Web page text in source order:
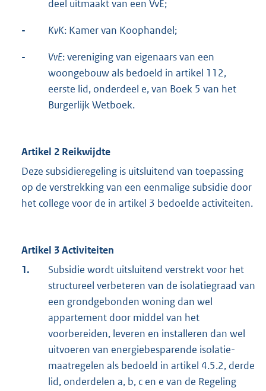
deel uitmaakt van een VvE;
- KvK: Kamer van Koophandel;
- VvE: vereniging van eigenaars van een
woongebouw als bedoeld in artikel 112,
eerste lid, onderdeel e, van Boek 5 van het
Burgerlijk Wetboek.
Artikel 2 Reikwijdte
Deze subsidieregeling is uitsluitend van toepassing
op de verstrekking van een eenmalige subsidie door
het college voor de in artikel 3 bedoelde activiteiten.
Artikel 3 Activiteiten
1.
Subsidie wordt uitsluitend verstrekt voor het
structureel verbeteren van de isolatiegraad van
een grondgebonden woning dan wel
appartement door middel van het
voorbereiden, leveren en installeren dan wel
uitvoeren van energiebesparende isolatie-
maatregelen als bedoeld in artikel 4.5.2, derde
lid, onderdelen a, b, c en e van de Regeling